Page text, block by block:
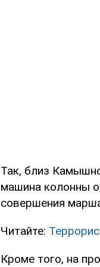
Так, близ
машина колонны
совершения
Читайте:
Кроме того, на